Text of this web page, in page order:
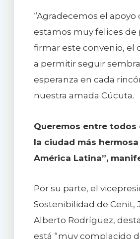
“Agradecemos el apoyo
estamos muy felices de
firmar este convenio, el
a permitir seguir
esperanza en cada
nuestra amada Cúcuta.
Queremos entre
la ciudad más
América Latina”,
Por su parte, el
Sostenibilidad de Cenit,
Alberto Rodríguez,
está “muy complacido